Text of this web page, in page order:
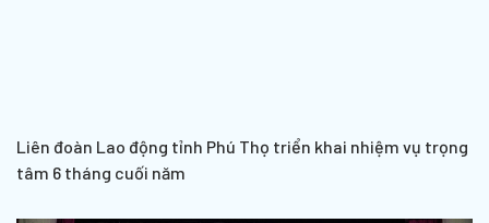
Liên đoàn Lao động tỉnh Phú Thọ triển khai nhiệm vụ trọng
tâm 6 tháng cuối năm